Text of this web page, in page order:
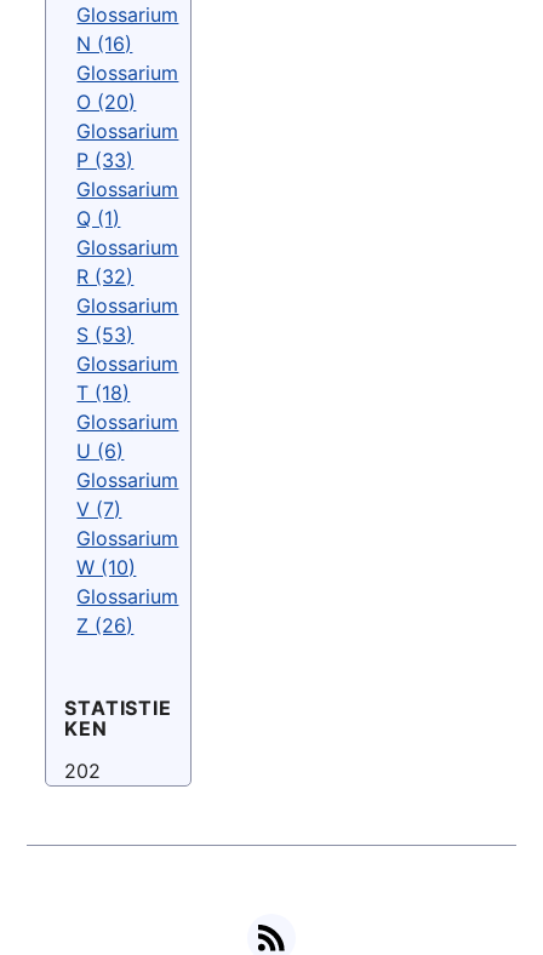
Glossarium
N (16)
Glossarium
O (20)
Glossarium
P (33)
Glossarium
Q (1)
Glossarium
R (32)
Glossarium
S (53)
Glossarium
T (18)
Glossarium
U (6)
Glossarium
V (7)
Glossarium
W (10)
Glossarium
Z (26)
STATISTIE
KEN
202
RSS